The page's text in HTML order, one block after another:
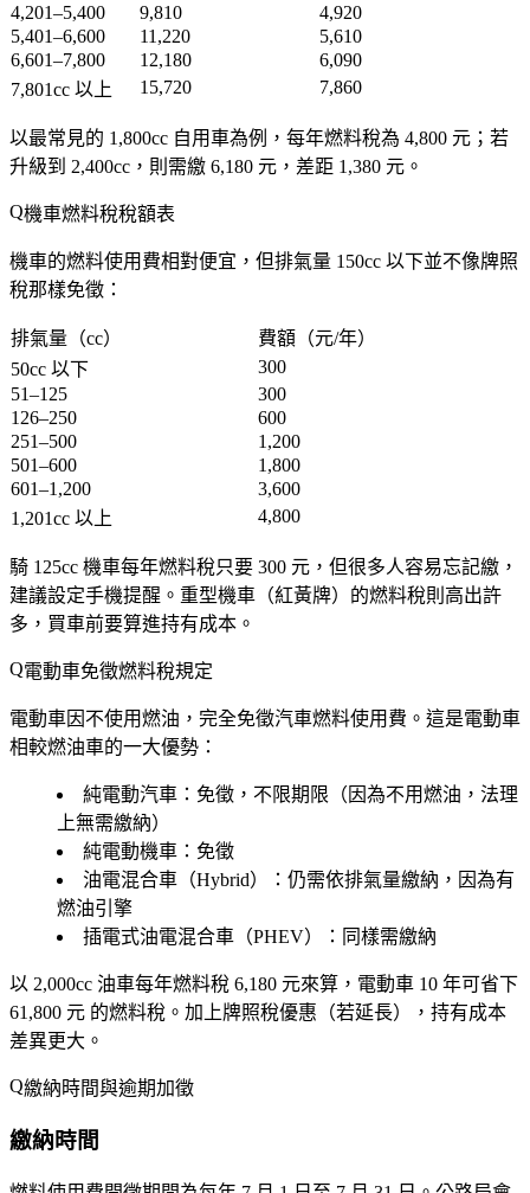
4,201–5,400
9,810
4,920
5,401–6,600
11,220
5,610
6,601–7,800
12,180
6,090
7,801cc 以上
15,720 7,860
以最常見的 1,800cc 自用車為例，每年燃料稅為 4,800 元 ；若
升級到 2,400cc，則需繳 6,180 元 ，差距 1,380 元。
機車燃料稅稅額表
機車的燃料使用費相對便宜，但排氣量 150cc 以下並不像牌照
稅那樣免徵 ：
排氣量（cc）
費額（元/年）
50cc 以下
300
51–125
300
126–250
600
251–500
1,200
501–600
1,800
601–1,200
3,600
1,201cc 以上
4,800
騎 125cc 機車每年燃料稅只要 300 元，但很多人容易忘記繳，
建議設定手機提醒。重型機車（紅黃牌）的燃料稅則高出許
多，買車前要算進持有成本。
電動車免徵燃料稅規定
電動車因不使用燃油， 完全免徵汽車燃料使用費 。這是電動車
相較燃油車的一大優勢：
純電動汽車 ：免徵，不限期限（因為不用燃油，法理
上無需繳納）
純電動機車 ：免徵
油電混合車（Hybrid）
：仍需依排氣量繳納，因為有
燃油引擎
插電式油電混合車（PHEV）
：同樣需繳納
以 2,000cc 油車每年燃料稅 6,180 元來算，電動車 10 年可省下
61,800 元 的燃料稅。加上牌照稅優惠（若延長），持有成本
差異更大。
繳納時間與逾期加徵
繳納時間